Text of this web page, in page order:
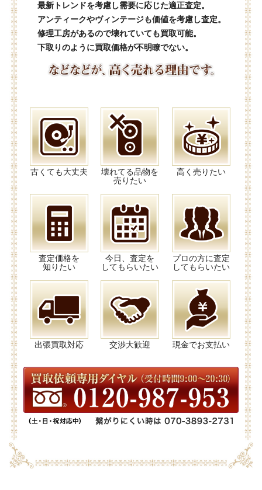
最新トレンドを考慮し需要に応じた適正査定。
アンティークやヴィンテージも価値を考慮し査定。
修理工房があるので壊れていても買取可能。
下取りのように買取価格が不明瞭でない。
古くても大丈夫
壊れてる品物を
売りたい
高く売りたい
査定価格を
知りたい
今日、査定を
してもらいたい
プロの方に査定
してもらいたい
出張買取対応 交渉大歓迎 現金でお支払い